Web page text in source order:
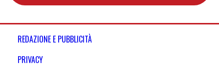
REDAZIONE E PUBBLICITÀ
PRIVACY